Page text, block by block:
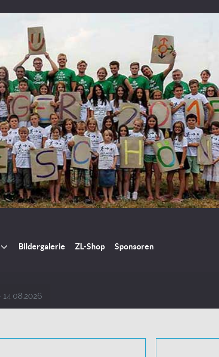
Bildergalerie ZL-Shop Sponsoren